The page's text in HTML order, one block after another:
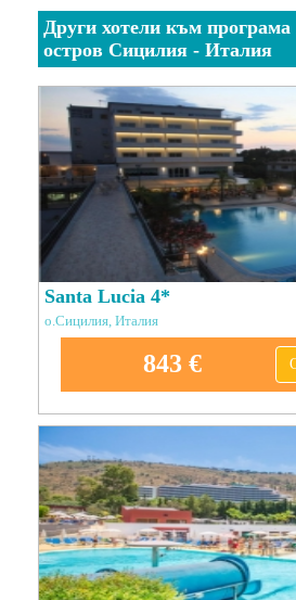
Други хотели към
остров Сицилия - Италия
Santa Lucia 4*
о.Сицилия, Италия
843 €